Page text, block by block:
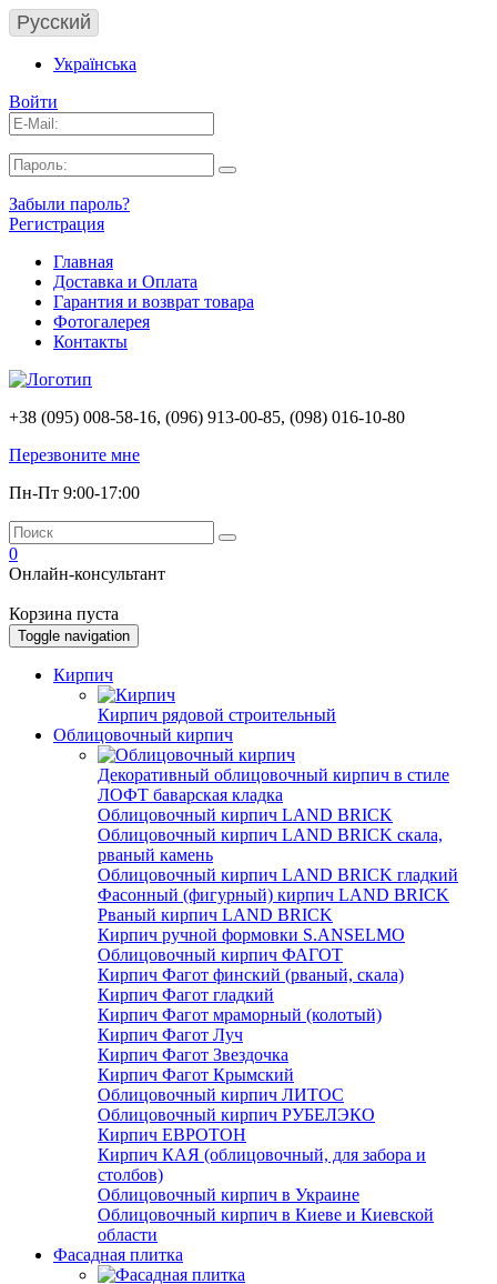
Русский
Українська
Войти
Забыли пароль?
Регистрация
Главная
Доставка и Оплата
Гарантия и возврат товара
Фотогалерея
Контакты
+38 (095) 008-58-16, (096) 913-00-85, (098) 016-10-80
Перезвоните мне
Пн-Пт 9:00-17:00
0
Онлайн-консультант
Корзина пуста
Toggle navigation
Кирпич
Кирпич рядовой строительный
Облицовочный кирпич
Декоративный облицовочный кирпич в стиле
ЛОФТ баварская кладка
Облицовочный кирпич LAND BRICK
Облицовочный кирпич LAND BRICK скала,
рваный камень
Облицовочный кирпич LAND BRICK гладкий
Фасонный (фигурный) кирпич LAND BRICK
Рваный кирпич LAND BRICK
Кирпич ручной формовки S.ANSELMO
Облицовочный кирпич ФАГОТ
Кирпич Фагот финский (рваный, скала)
Кирпич Фагот гладкий
Кирпич Фагот мраморный (колотый)
Кирпич Фагот Луч
Кирпич Фагот Звездочка
Кирпич Фагот Крымский
Облицовочный кирпич ЛИТОС
Облицовочный кирпич РУБЕЛЭКО
Кирпич ЕВРОТОН
Кирпич КАЯ (облицовочный, для забора и
столбов)
Облицовочный кирпич в Украине
Облицовочный кирпич в Киеве и Киевской
области
Фасадная плитка